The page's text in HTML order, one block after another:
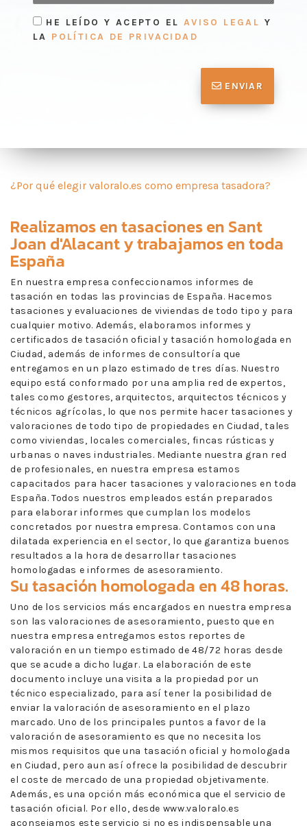
HE LEÍDO Y ACEPTO EL AVISO LEGAL Y
LA POLÍTICA DE PRIVACIDAD
ENVIAR
¿Por qué elegir valoralo.es como empresa tasadora?
Realizamos entasaciones en Sant
Joan d'Alacanty trabajamos en toda
España
En nuestra empresa confeccionamos informes de
tasación en todas las provincias de España. Hacemos
tasaciones y evaluaciones de viviendas de todo tipo y para
cualquier motivo. Además, elaboramos informes y
certificados de tasación oficial y tasación homologada en
Ciudad, además de informes de consultoría que
entregamos en un plazo estimado de tres días. Nuestro
equipo está conformado por una amplia red de expertos,
tales como gestores, arquitectos, arquitectos técnicos y
técnicos agrícolas, lo que nos permite hacer tasaciones y
valoraciones de todo tipo de propiedades en Ciudad, tales
como viviendas, locales comerciales, fincas rústicas y
urbanas o naves industriales. Mediante nuestra gran red
de profesionales, en nuestra empresa estamos
capacitados para hacer tasaciones y valoraciones en toda
España. Todos nuestros empleados están preparados
para elaborar informes que cumplan los modelos
concretados por nuestra empresa. Contamos con una
dilatada experiencia en el sector, lo que garantiza buenos
resultados a la hora de desarrollar tasaciones
homologadas e informes de asesoramiento.
Su tasación homologada en 48 horas.
Uno de los servicios más encargados en nuestra empresa
son las valoraciones de asesoramiento, puesto que en
nuestra empresa entregamos estos reportes de
valoración en un tiempo estimado de 48/72 horas desde
que se acude a dicho lugar. La elaboración de este
documento incluye una visita a la propiedad por un
técnico especializado, para así tener la posibilidad de
enviar la valoración de asesoramiento en el plazo
marcado. Uno de los principales puntos a favor de la
valoración de asesoramiento es que no necesita los
mismos requisitos que una tasación oficial y homologada
en Ciudad, pero aun así ofrece la posibilidad de descubrir
el coste de mercado de una propiedad objetivamente.
Además, es una opción más económica que el servicio de
tasación oficial. Por ello, desde www.valoralo.es
aconsejamos este servicio si no es indispensable una